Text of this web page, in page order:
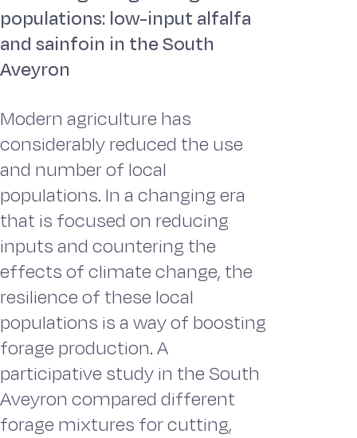
populations: low-input alfalfa
and sainfoin in the South
Aveyron
Modern agriculture has
considerably reduced the use
and number of local
populations. In a changing era
that is focused on reducing
inputs and countering the
effects of climate change, the
resilience of these local
populations is a way of boosting
forage production. A
participative study in the South
Aveyron compared different
forage mixtures for cutting,